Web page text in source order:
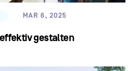
MAR 6, 2025
gestalten